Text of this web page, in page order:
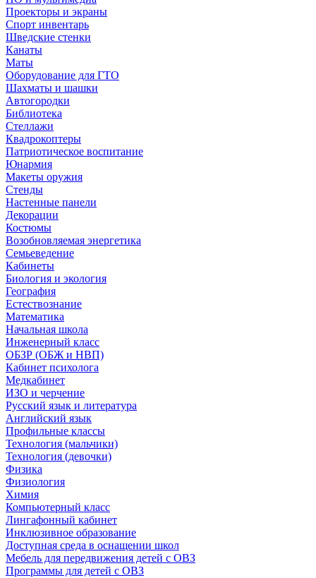
Проекторы и экраны
Спорт инвентарь
Шведские стенки
Канаты
Маты
Оборудование для ГТО
Шахматы и шашки
Автогородки
Библиотека
Стеллажи
Квадрокоптеры
Патриотическое воспитание
Юнармия
Макеты оружия
Стенды
Настенные панели
Декорации
Костюмы
Возобновляемая энергетика
Семьеведение
Кабинеты
Биология и экология
География
Естествознание
Математика
Начальная школа
Инженерный класс
ОБЗР (ОБЖ и НВП)
Кабинет психолога
Медкабинет
ИЗО и черчение
Русский язык и литература
Английский язык
Профильные классы
Технология (мальчики)
Технология (девочки)
Физика
Физиология
Химия
Компьютерный класс
Лингафонный кабинет
Инклюзивное образование
Доступная среда в оснащении школ
Мебель для передвижения детей с ОВЗ
Программы для детей с ОВЗ